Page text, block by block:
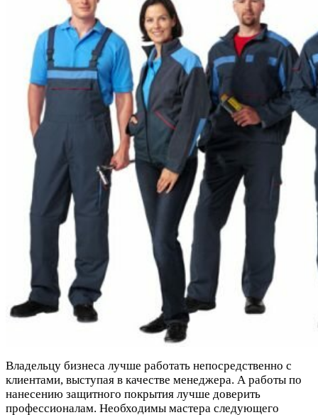
Владельцу бизнеса лучше работать непосредственно с
клиентами, выступая в качестве менеджера. А работы по
нанесению защитного покрытия лучше доверить
профессионалам. Необходимы мастера следующего